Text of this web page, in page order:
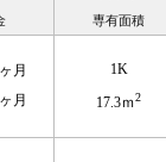
専有面積
月
月
1K
17.3ｍ2